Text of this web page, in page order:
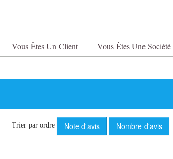
Vous Êtes Un Client Vous Êtes Une Société
Trier par ordre Note d'avis Nombre d'avis